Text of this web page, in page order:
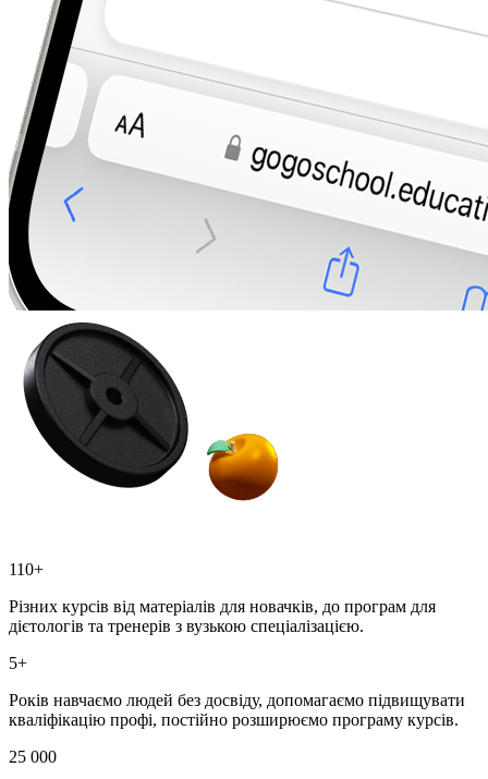
110+
Різних курсів від матеріалів для новачків, до програм для
дієтологів та тренерів з вузькою спеціалізацією.
5+
Років навчаємо людей без досвіду, допомагаємо підвищувати
кваліфікацію профі, постійно розширюємо програму курсів.
25 000